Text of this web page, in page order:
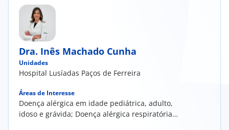
Dra. Inês Machado Cunha
Unidades
Hospital Lusíadas Paços de Ferreira
Áreas de Interesse
Doença alérgica em idade pediátrica, adulto,
idoso e grávida; Doença alérgica respiratória